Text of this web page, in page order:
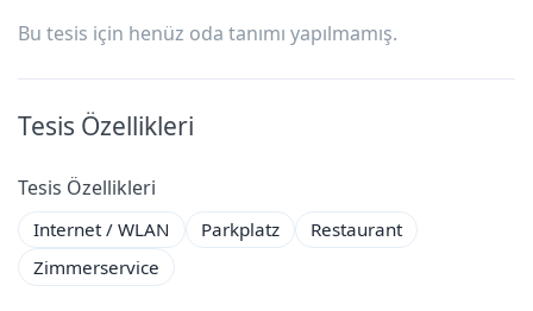
Bu tesis için henüz oda tanımı yapılmamış.
Tesis Özellikleri
Tesis Özellikleri
Internet / WLAN Parkplatz
Restaurant
Zimmerservice